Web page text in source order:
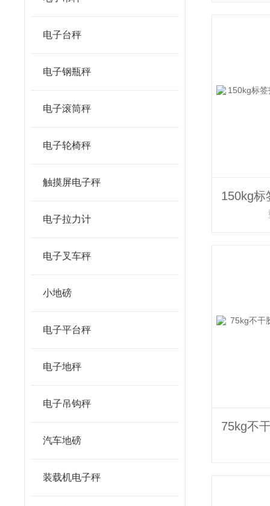
电子台秤
电子钢瓶秤
电子滚筒秤
电子轮椅秤
触摸屏电子秤
电子拉力计
电子叉车秤
小地磅
电子平台秤
电子地秤
电子吊钩秤
汽车地磅
装载机电子秤